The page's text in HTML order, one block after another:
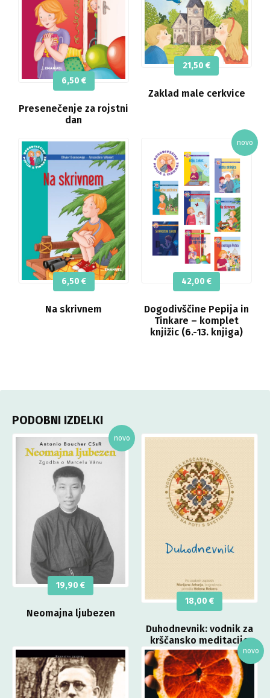
Presenečenje za rojstni
dan
6,50 €
Zaklad male cerkvice
21,50 €
Na skrivnem
6,50 €
Dogodivščine Pepija in
Tinkare – komplet
knjižic (6.-13. knjiga)
42,00 €
PODOBNI IZDELKI
Neomajna ljubezen
19,90 €
Duhodnevnik: vodnik za
krščansko meditacijo
18,00 €